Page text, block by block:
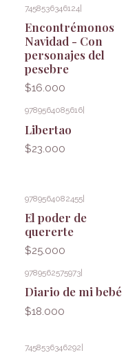
7458536346124
Encontrémonos
Navidad - Con
personajes del
pesebre
$16.000
9789564085616
Libertao
$23.000
9789564082455|
El poder de
quererte
$25.000
9789562575973
Diario de mi bebé
$18.000
7458536346292|